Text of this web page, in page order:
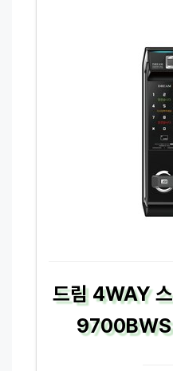
드림 4WAY
9700BWS